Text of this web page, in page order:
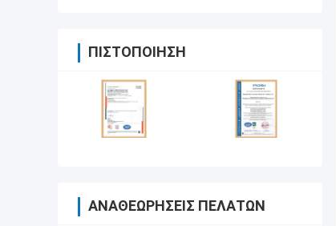
ΠΙΣΤΟΠΟΊΗΣΗ
ΑΝΑΘΕΩΡΉΣΕΙΣ ΠΕΛΑΤΏΝ